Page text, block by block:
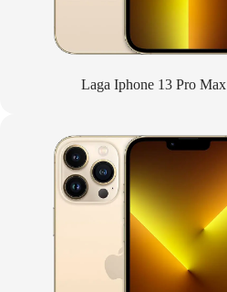
Laga Iphone 13 Pro Max